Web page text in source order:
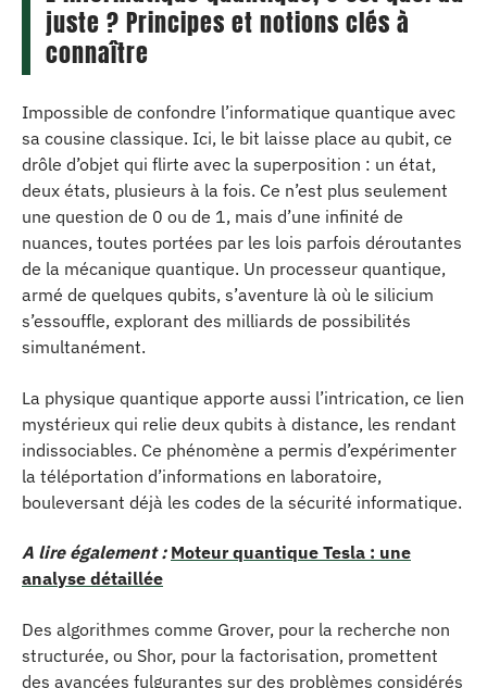
juste ? Principes et notions clés à
connaître
Impossible de confondre l’informatique quantique avec
sa cousine classique. Ici, le bit laisse place au qubit, ce
drôle d’objet qui flirte avec la superposition : un état,
deux états, plusieurs à la fois. Ce n’est plus seulement
une question de 0 ou de 1, mais d’une infinité de
nuances, toutes portées par les lois parfois déroutantes
de la mécanique quantique. Un processeur quantique,
armé de quelques qubits, s’aventure là où le silicium
s’essouffle, explorant des milliards de possibilités
simultanément.
La physique quantique apporte aussi l’intrication, ce lien
mystérieux qui relie deux qubits à distance, les rendant
indissociables. Ce phénomène a permis d’expérimenter
la téléportation d’informations en laboratoire,
bouleversant déjà les codes de la sécurité informatique.
A lire également : Moteur quantique Tesla : une
analyse détaillée
Des algorithmes comme Grover, pour la recherche non
structurée, ou Shor, pour la factorisation, promettent
des avancées fulgurantes sur des problèmes considérés